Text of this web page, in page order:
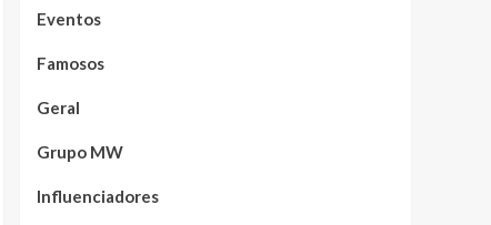
Eventos
Famosos
Geral
Grupo MW
Influenciadores